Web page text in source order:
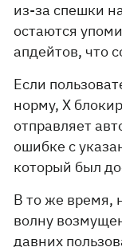
из-за спешки
остаются
апдейтов, что
Если
норму, X
отправляет
ошибке с
который был
В то же время,
волну
давних